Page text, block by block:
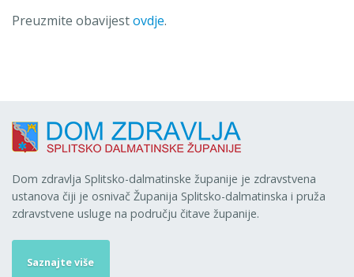
Preuzmite obavijestovdje.
Dom zdravlja Splitsko-dalmatinske županije je zdravstvena
ustanova čiji je osnivač Županija Splitsko-dalmatinska i pruža
zdravstvene usluge na području čitave županije.
Saznajte više